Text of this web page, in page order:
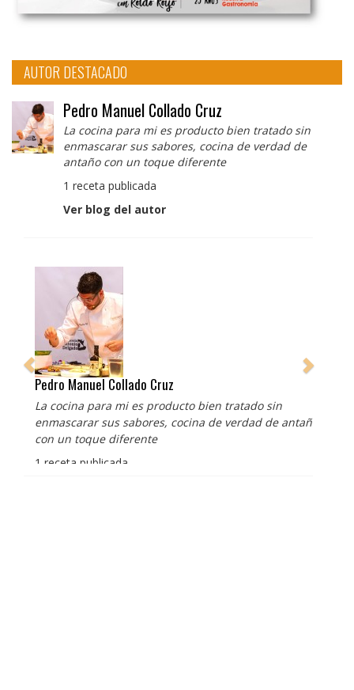
AUTOR DESTACADO
Pedro Manuel Collado Cruz
La cocina para mi es producto bien tratado sin
enmascarar sus sabores, cocina de verdad de
antaño con un toque diferente
1 receta publicada
Ver blog del autor
Pedro Manuel Collado Cruz
La cocina para mi es producto bien tratado sin
enmascarar sus sabores, cocina de verdad de antaño
con un toque diferente
1 receta publicada